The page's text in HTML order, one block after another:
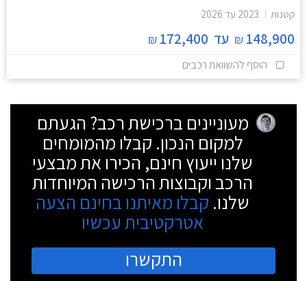
קטנות 2023 עד 2026
148,900
₪ עד 172,400
₪
הוסף להשוואת רכבים
מעוניינים ברכישת רכב? הגעתם
למקום הנכון. קבלו מהמומחים
שלנו ייעוץ חינם, הכירו את מבצעי
הרכב וקבוצות הרכישה המיוחדות
שלנו. קבלו מאיתנו בחינם הצעה
אטרקטיבית עכשיו
התקשרו